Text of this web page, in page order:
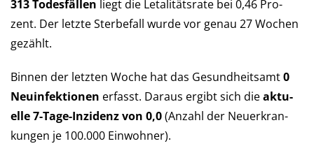
313 Todes­fällen liegt die Let­a­li­täts­rate bei 0,46 Pro­
zent. Der letzte Sterbe­fall wurde vor ge­nau 27 Wochen
gezählt.
Binnen der letzten Woche hat das Ge­sund­heits­amt0
Neu­in­fek­tio­nen er­fasst. Daraus er­gibt sich dieaktu­
elle 7-Tage-Inzi­denz von 0,0(An­zahl der Neu­er­kran­
kun­gen je 100.000 Ein­wohner).